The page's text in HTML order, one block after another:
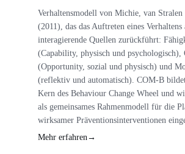
Verhaltensmodell von Michie, van Stralen
(2011), das das Auftreten eines
interagierende Quellen zurückführt:
(Capability, physisch und psychologisch),
(Opportunity, sozial und physisch) und
(reflektiv und automatisch). COM-B
Kern des Behaviour Change Wheel und
als gemeinsames Rahmenmodell für die
wirksamer Präventionsinterventionen
Mehr erfahren→